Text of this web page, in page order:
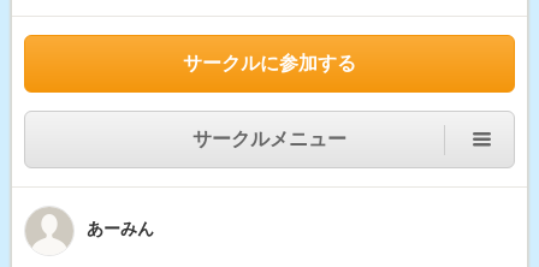
サークルに参加する
サークルメニュー
あーみん